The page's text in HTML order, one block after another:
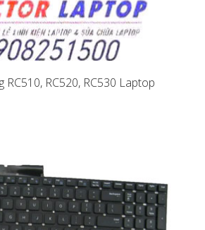
RC510, RC520, RC530 Laptop